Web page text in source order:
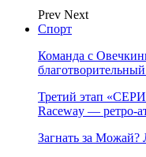
Prev Next
Спорт
Команда с
Третий этап
Raceway —
Загнать за Можай?